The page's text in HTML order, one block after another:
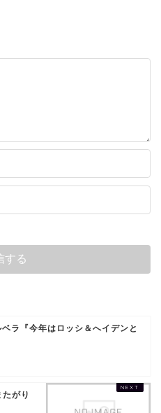
ベラ『今年はロッシ＆へイデンと
がり